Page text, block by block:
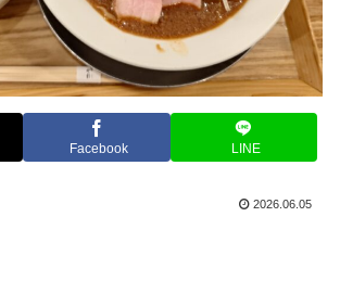
Facebook LINE
2026.06.05